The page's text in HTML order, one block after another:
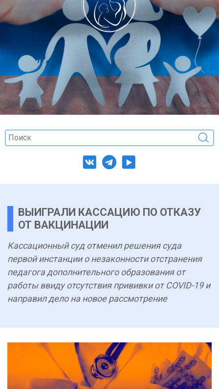
ВЫИГРАЛИ КАССАЦИЮ ПО ОТКАЗУ
ОТ ВАКЦИНАЦИИ
Кассационный суд отменил решения суда
первой инстанции о незаконности отстранения
педагога дополнительного образования от
работы ввиду отсутствия прививки от COVID-19 и
направил дело на новое рассмотрение